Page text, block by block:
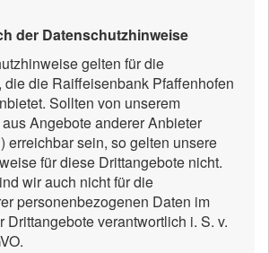
der Datenschutzhinweise
gelten für die
die die Raiffeisenbank Pfaffenhofen
Sollten von unserem
Angebote anderer Anbieter
erreichbar sein, so gelten unsere
für diese Drittangebote nicht.
wir auch nicht für die
personenbezogenen Daten im
Drittangebote verantwortlich i. S. v.